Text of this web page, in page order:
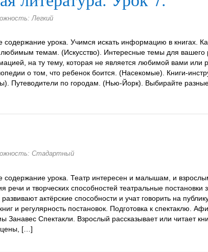
Легкий
содержание урока. Учимся искать информацию в книгах.
темам. (Искусство). Интересные темы для вашего
на ту тему, которая не является любимой вами или
о том, что ребенок боится. (Насекомые). Книги-
Путеводители по городам. (Нью-Йорк). Выбирайте
Стадартный
содержание урока. Театр интересен и малышам, и
речи и творческих способностей театральные
актёрские способности и учат говорить на
и регулярность постановок. Подготовка к спектаклю.
Занавес Спектакли. Взрослый рассказывает или читает
[…]